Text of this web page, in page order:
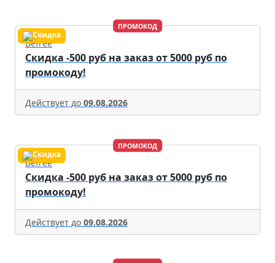
ПРОМОКОД
Befree
Скидка -500 руб на заказ от 5000 руб по
промокоду!
Действует до 09.08.2026
ПРОМОКОД
Befree
Скидка -500 руб на заказ от 5000 руб по
промокоду!
Действует до 09.08.2026